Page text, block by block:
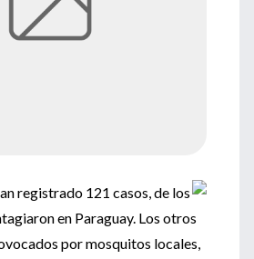
registrado 121 casos, de los
en Paraguay. Los otros
por mosquitos locales,